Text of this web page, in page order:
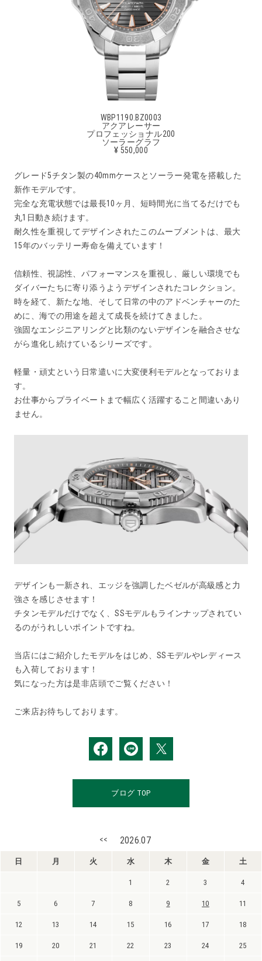
WBP1190.BZ0003
アクアレーサー
プロフェッショナル200
ソーラーグラフ
¥ 550,000
グレード5チタン製の40mmケースとソーラー発電を搭載した
新作モデルです。
完全な充電状態では最長10ヶ月、短時間光に当てるだけでも
丸1日動き続けます。
耐久性を重視してデザインされたこのムーブメントは、最大
15年のバッテリー寿命を備えています！
信頼性、視認性、パフォーマンスを重視し、厳しい環境でも
ダイバーたちに寄り添うようデザインされたコレクション。
時を経て、新たな地、そして日常の中のアドベンチャーのた
めに、海での用途を超えて成長を続けてきました。
強固なエンジニアリングと比類のないデザインを融合させな
がら進化し続けているシリーズです。
軽量・頑丈という日常遣いに大変便利モデルとなっておりま
す。
お仕事からプライベートまで幅広く活躍すること間違いあり
ません。
デザインも一新され、エッジを強調したベゼルが高級感と力
強さを感じさせます！
チタンモデルだけでなく、SSモデルもラインナップされてい
るのがうれしいポイントですね。
当店にはご紹介したモデルをはじめ、SSモデルやレディース
も入荷しております！
気になった方は是非店頭でご覧ください！
ご来店お待ちしております。
ブログ TOP
<< 2026.07
日 月 火 水 木 金 土
1 2 3 4
5 6 7 8 9 10 11
12 13 14 15 16 17 18
19 20 21 22 23 24 25